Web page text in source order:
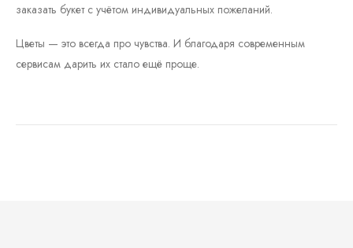
заказать букет с учётом индивидуальных пожеланий.
Цветы — это всегда про чувства. И благодаря современным
сервисам дарить их стало ещё проще.